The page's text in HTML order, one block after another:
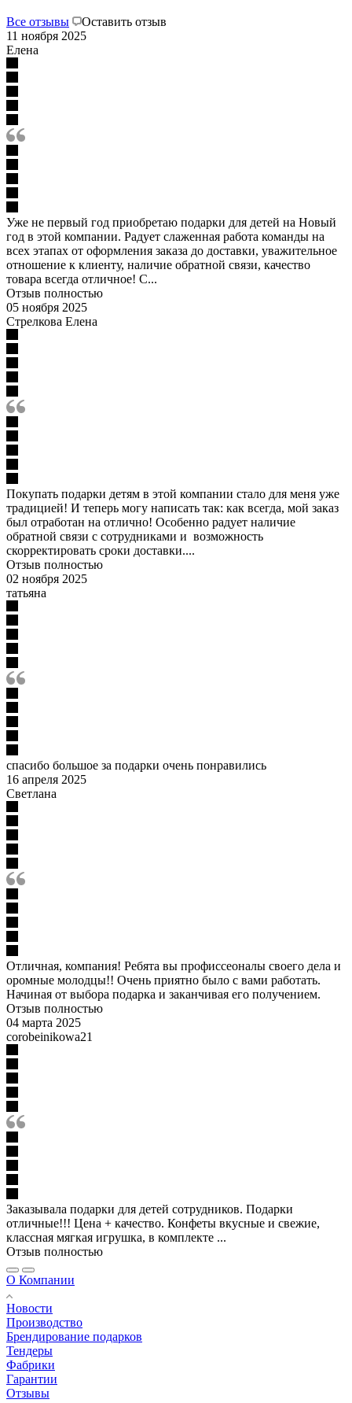
Все отзывы
Оставить отзыв
11 ноября 2025
Елена
Уже не первый год приобретаю подарки для детей на Новый
год в этой компании. Радует слаженная работа команды на
всех этапах от оформления заказа до доставки, уважительное
отношение к клиенту, наличие обратной связи, качество
товара всегда отличное! С...
Отзыв полностью
05 ноября 2025
Стрелкова Елена
Покупать подарки детям в этой компании стало для меня уже
традицией! И теперь могу написать так: как всегда, мой заказ
был отработан на отлично! Особенно радует наличие
обратной связи с сотрудниками и возможность
скорректировать сроки доставки....
Отзыв полностью
02 ноября 2025
татьяна
спасибо большое за подарки очень понравились
16 апреля 2025
Светлана
Отличная, компания! Ребята вы профиссеоналы своего дела и
оромные молодцы!! Очень приятно было с вами работать.
Начиная от выбора подарка и заканчивая его получением.
Отзыв полностью
04 марта 2025
corobeinikowa21
Заказывала подарки для детей сотрудников. Подарки
отличные!!! Цена + качество. Конфеты вкусные и свежие,
классная мягкая игрушка, в комплекте ...
Отзыв полностью
О Компании
Новости
Производство
Брендирование подарков
Тендеры
Фабрики
Гарантии
Отзывы